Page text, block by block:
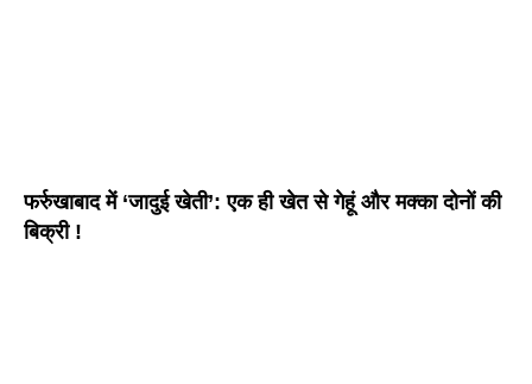
फर्रुखाबाद में ‘जादुई खेती’: एक ही खेत से गेहूं और मक्का दोनों की
बिक्री !